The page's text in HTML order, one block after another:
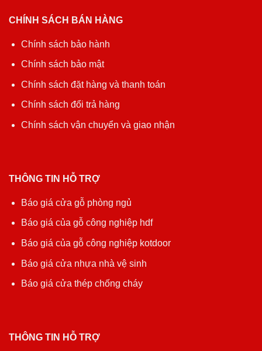
CHÍNH SÁCH BÁN HÀNG
Chính sách bảo hành
Chính sách bảo mật
Chính sách đặt hàng và thanh toán
Chính sách đổi trả hàng
Chính sách vận chuyển và giao nhận
THÔNG TIN HỖ TRỢ
Báo giá cửa gỗ phòng ngủ
Báo giá của gỗ công nghiệp hdf
Báo giá của gỗ công nghiệp kotdoor
Báo giá cửa nhựa nhà vệ sinh
Báo giá cửa thép chống cháy
THÔNG TIN HỖ TRỢ